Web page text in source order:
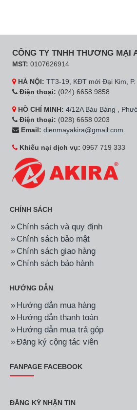
CÔNG TY TNHH THƯƠNG MẠI
MST: 0107626914
HÀ NỘI: TT3-19, KĐT mới Đại Kim,
Điện thoại: (024) 6658 9858
HỒ CHÍ MINH: 4/12A Bàu Bàng ,
Điện thoại: (028) 6658 0203
Email: dienmayakira@gmail.com
Khiếu nại dịch vụ: 0967 719 333
CHÍNH SÁCH
Chính sách và quy định
Chính sách bảo mật
Chính sách giao hàng
Chính sách bảo hành
HƯỚNG DẪN
Hướng dẫn mua hàng
Hướng dẫn thanh toán
Hướng dẫn mua trả góp
Đăng ký cộng tác viên
FANPAGE FACEBOOK
ĐĂNG KÝ NHẬN TIN